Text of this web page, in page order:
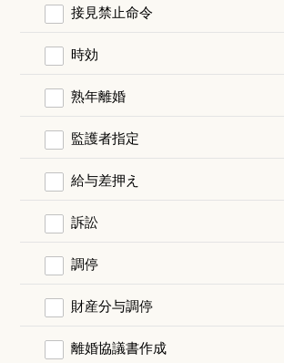
接見禁止命令
時効
熟年離婚
監護者指定
給与差押え
訴訟
調停
財産分与調停
離婚協議書作成